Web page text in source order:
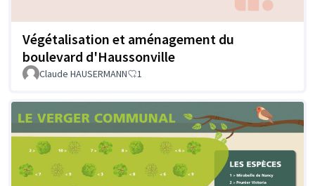
Végétalisation et aménagement du
boulevard d'Haussonville
Claude HAUSERMANN 1